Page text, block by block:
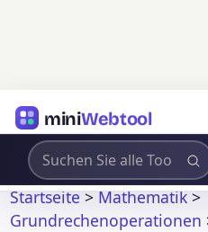
miniWebtool
Startseite>Mathematik>
Grundrechenoperationen